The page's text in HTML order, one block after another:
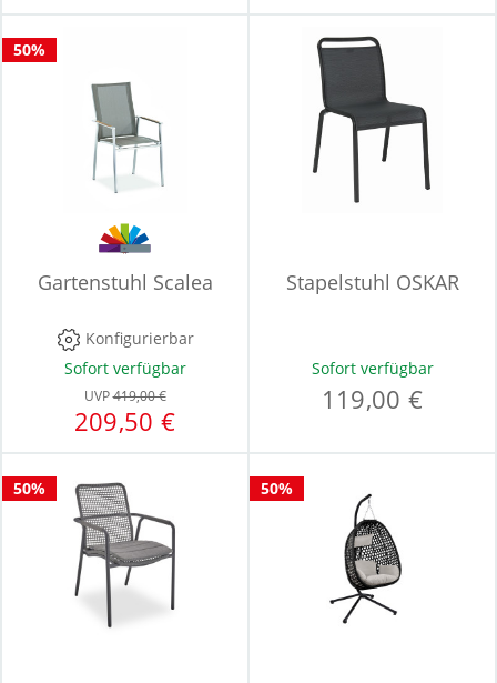
50%
Gartenstuhl Scalea
Konfigurierbar
Sofort verfügbar
UVP419,00 €
209,50 €
Stapelstuhl OSKAR
Sofort verfügbar
119,00 €
50% 50%